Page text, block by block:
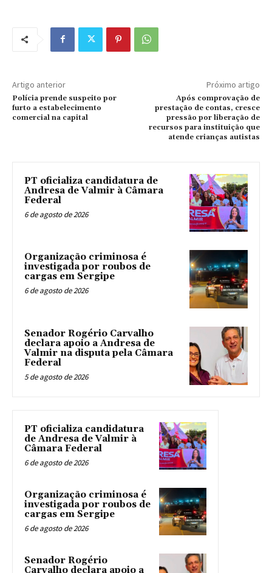
Artigo anterior
Polícia prende suspeito por
furto a estabelecimento
comercial na capital
Próximo artigo
Após comprovação de
prestação de contas, cresce
pressão por liberação de
recursos para instituição que
atende crianças autistas
PT oficializa candidatura de
Andresa de Valmir à Câmara
Federal
6 de agosto de 2026
Organização criminosa é
investigada por roubos de
cargas em Sergipe
6 de agosto de 2026
Senador Rogério Carvalho
declara apoio a Andresa de
Valmir na disputa pela Câmara
Federal
5 de agosto de 2026
PT oficializa candidatura
de Andresa de Valmir à
Câmara Federal
6 de agosto de 2026
Organização criminosa é
investigada por roubos de
cargas em Sergipe
6 de agosto de 2026
Senador Rogério
Carvalho declara apoio a